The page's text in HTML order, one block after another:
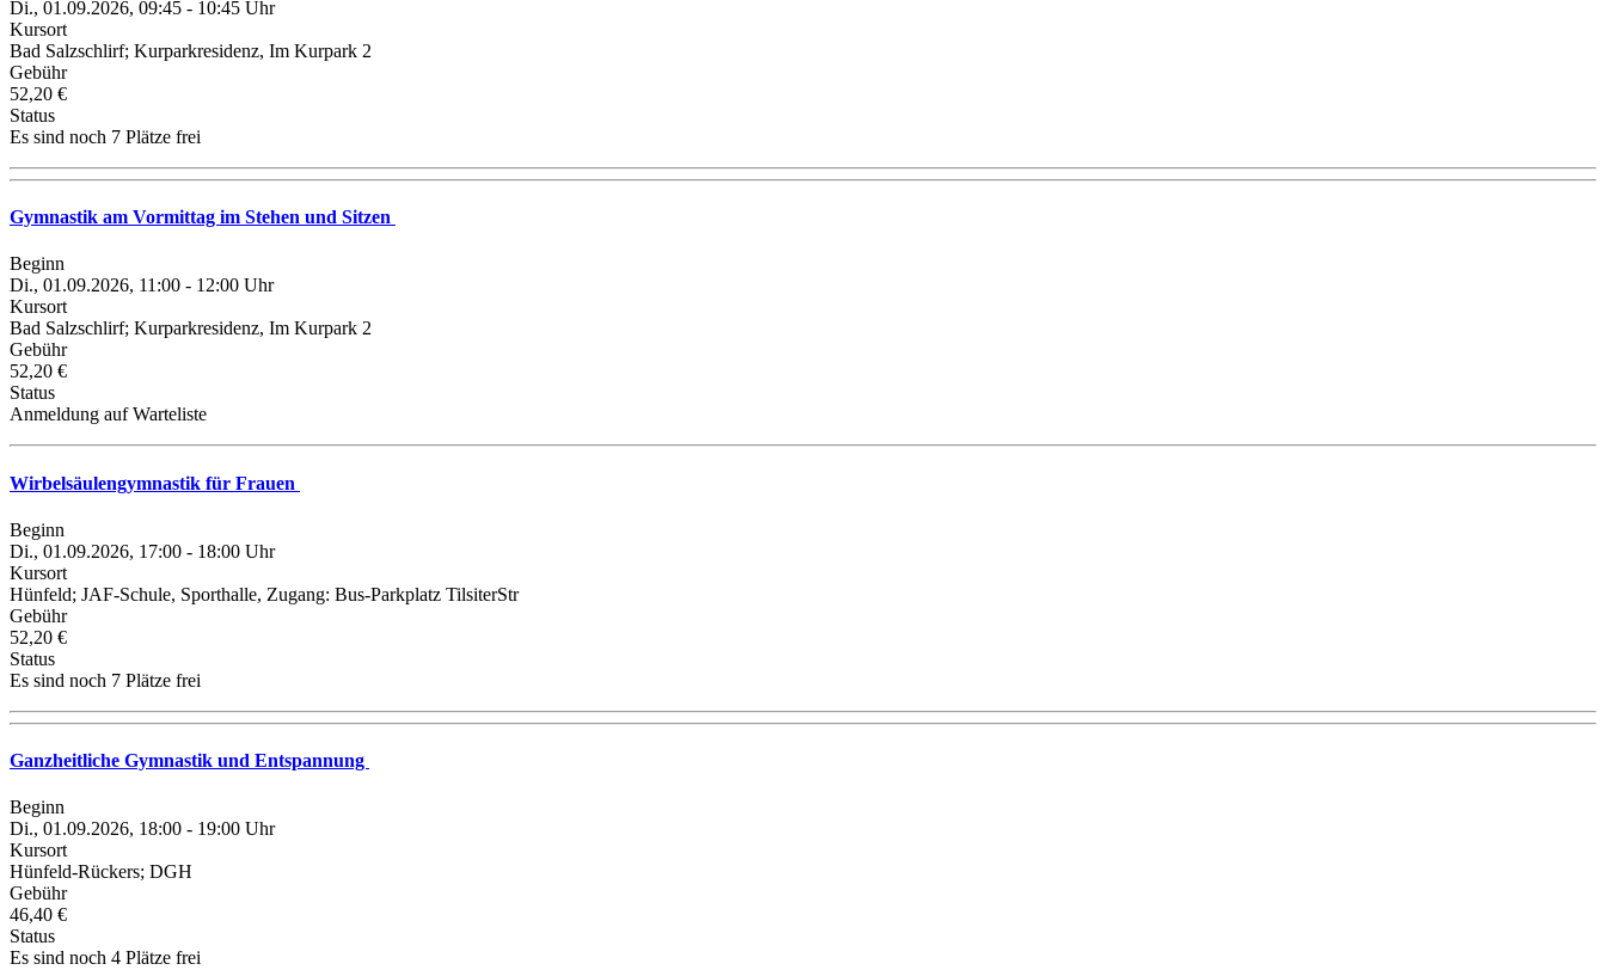
Di., 01.09.2026, 09:45 - 10:45 Uhr
Kursort
Bad Salzschlirf; Kurparkresidenz, Im Kurpark 2
Gebühr
52,20 €
Status
Es sind noch 7 Plätze frei
Gymnastik am Vormittag im Stehen und Sitzen
Beginn
Di., 01.09.2026, 11:00 - 12:00 Uhr
Kursort
Bad Salzschlirf; Kurparkresidenz, Im Kurpark 2
Gebühr
52,20 €
Status
Anmeldung auf Warteliste
Wirbelsäulengymnastik für Frauen
Beginn
Di., 01.09.2026, 17:00 - 18:00 Uhr
Kursort
Hünfeld; JAF-Schule, Sporthalle, Zugang: Bus-Parkplatz TilsiterStr
Gebühr
52,20 €
Status
Es sind noch 7 Plätze frei
Ganzheitliche Gymnastik und Entspannung
Beginn
Di., 01.09.2026, 18:00 - 19:00 Uhr
Kursort
Hünfeld-Rückers; DGH
Gebühr
46,40 €
Status
Es sind noch 4 Plätze frei